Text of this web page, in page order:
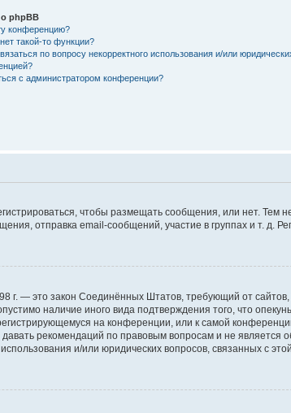
phpBB
конференцию?
такой-то функции?
по вопросу некорректного использования и/или
с администратором конференции?
чтобы размещать сообщения, или нет. Тем
отправка email-сообщений, участие в группах и т. д.
г. — это закон Соединённых Штатов, требующий от сайтов,
наличие иного вида подтверждения того, что
на конференции, или к самой
рекомендаций по правовым вопросам и не является
и/или юридических вопросов, связанных с